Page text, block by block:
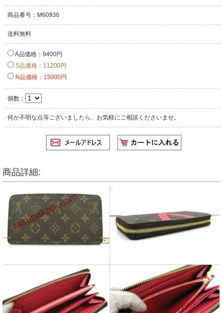
商品番号：M60936
送料無料
A品価格：9400円
S品価格：11200円
N品価格：15000円
個数：
何か不明な点等ございましたら、お気軽にご相談くださいませ。
商品詳細: